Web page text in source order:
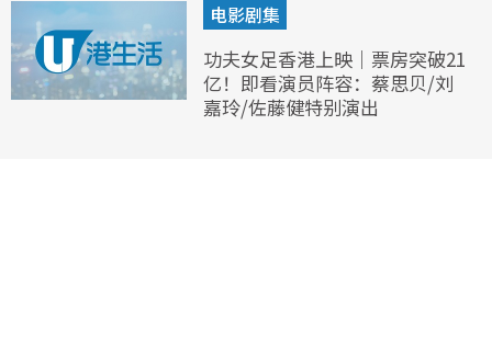
电影剧集
功夫女足香港上映｜票房突破21
亿！即看演员阵容：蔡思贝/刘
嘉玲/佐藤健特别演出